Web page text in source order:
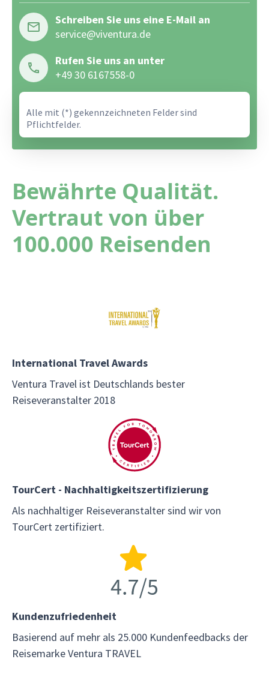
Schreiben Sie uns eine E-Mail an
service@viventura.de
Rufen Sie uns an unter
+49 30 6167558-0
Alle mit (*) gekennzeichneten Felder sind
Pflichtfelder.
Bewährte Qualität.
Vertraut von über
100.000 Reisenden
International Travel Awards
Ventura Travel ist Deutschlands bester
Reiseveranstalter 2018
TourCert - Nachhaltigkeitszertifizierung
Als nachhaltiger Reiseveranstalter sind wir von
TourCert zertifiziert.
Kundenzufriedenheit
Basierend auf mehr als 25.000 Kundenfeedbacks der
Reisemarke Ventura TRAVEL